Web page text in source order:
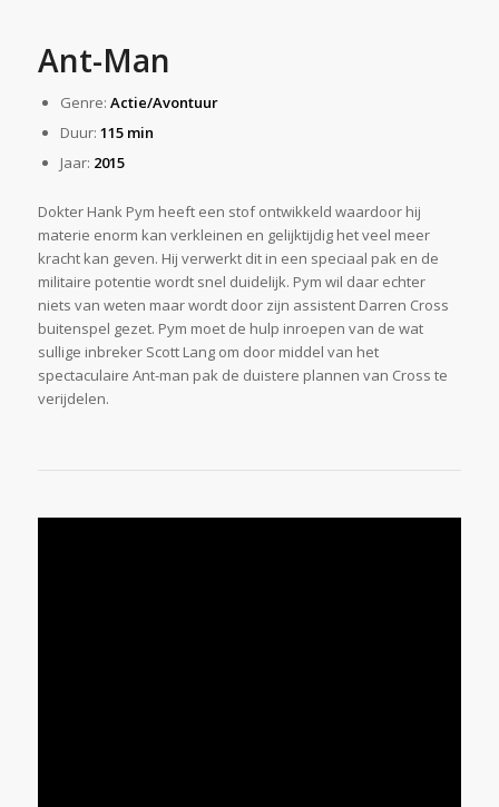
Ant-Man
Genre: Actie/Avontuur
Duur: 115 min
Jaar: 2015
Dokter Hank Pym heeft een stof ontwikkeld waardoor hij
materie enorm kan verkleinen en gelijktijdig het veel meer
kracht kan geven. Hij verwerkt dit in een speciaal pak en de
militaire potentie wordt snel duidelijk. Pym wil daar echter
niets van weten maar wordt door zijn assistent Darren Cross
buitenspel gezet. Pym moet de hulp inroepen van de wat
sullige inbreker Scott Lang om door middel van het
spectaculaire Ant-man pak de duistere plannen van Cross te
verijdelen.